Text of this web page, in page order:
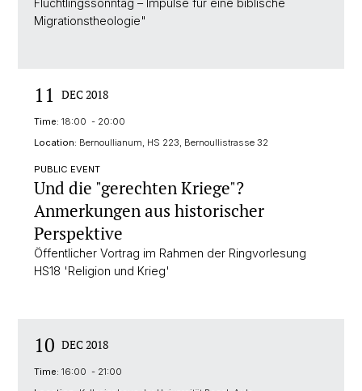
Migrationstheologie"
11 DEC 2018
Time: 18:00 - 20:00
Location: Bernoullianum, HS 223, Bernoullistrasse 32
PUBLIC EVENT
Und die "gerechten Kriege"?
Anmerkungen aus historischer
Perspektive
Öffentlicher Vortrag im Rahmen der Ringvorlesung
HS18 'Religion und Krieg'
10 DEC 2018
Time: 16:00 - 21:00